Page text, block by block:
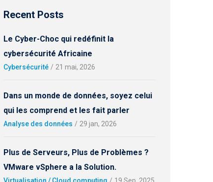
Recent Posts
Le Cyber-Choc qui redéfinit la
cybersécurité Africaine
Cybersécurité / 21 mai, 2026
Dans un monde de données, soyez celui
qui les comprend et les fait parler
Analyse des données / 29 jan, 2026
Plus de Serveurs, Plus de Problèmes ?
VMware vSphere a la Solution.